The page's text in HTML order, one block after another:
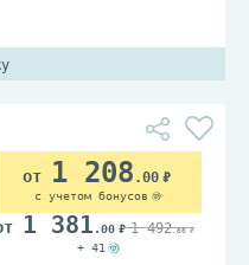
1 208 .00
с учетом бонусов
1 381 .00 1 492.00
+ 41